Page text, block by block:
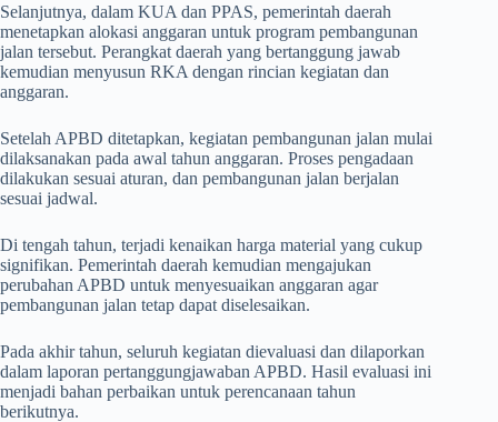
Selanjutnya, dalam KUA dan PPAS, pemerintah daerah
menetapkan alokasi anggaran untuk program pembangunan
jalan tersebut. Perangkat daerah yang bertanggung jawab
kemudian menyusun RKA dengan rincian kegiatan dan
anggaran.
Setelah APBD ditetapkan, kegiatan pembangunan jalan mulai
dilaksanakan pada awal tahun anggaran. Proses pengadaan
dilakukan sesuai aturan, dan pembangunan jalan berjalan
sesuai jadwal.
Di tengah tahun, terjadi kenaikan harga material yang cukup
signifikan. Pemerintah daerah kemudian mengajukan
perubahan APBD untuk menyesuaikan anggaran agar
pembangunan jalan tetap dapat diselesaikan.
Pada akhir tahun, seluruh kegiatan dievaluasi dan dilaporkan
dalam laporan pertanggungjawaban APBD. Hasil evaluasi ini
menjadi bahan perbaikan untuk perencanaan tahun
berikutnya.